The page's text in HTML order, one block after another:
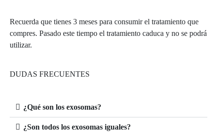
Recuerda que tienes 3 meses para consumir el tratamiento que
compres. Pasado este tiempo el tratamiento caduca y no se podrá
utilizar.
DUDAS FRECUENTES
¿Qué son los exosomas?
¿Son todos los exosomas iguales?